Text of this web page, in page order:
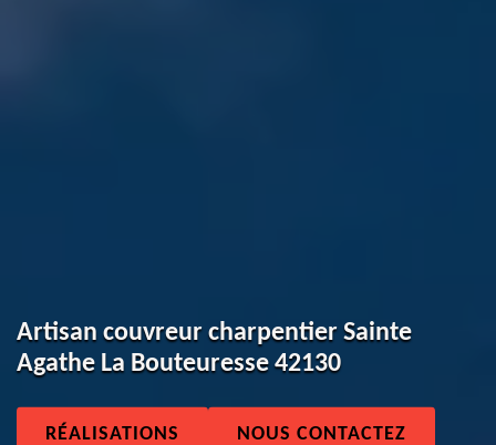
Artisan couvreur charpentier Sainte
Agathe La Bouteuresse 42130
RÉALISATIONS NOUS CONTACTEZ